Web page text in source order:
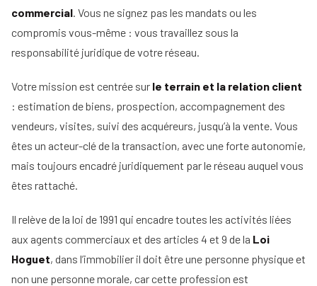
commercial. Vous ne signez pas les mandats ou les
compromis vous-même : vous travaillez sous la
responsabilité juridique de votre réseau.
Votre mission est centrée sur le terrain et la relation client
: estimation de biens, prospection, accompagnement des
vendeurs, visites, suivi des acquéreurs, jusqu’à la vente. Vous
êtes un acteur-clé de la transaction, avec une forte autonomie,
mais toujours encadré juridiquement par le réseau auquel vous
êtes rattaché.
Il relève de la loi de 1991 qui encadre toutes les activités liées
aux agents commerciaux et des articles 4 et 9 de la Loi
Hoguet, dans l’immobilier il doit être une personne physique et
non une personne morale, car cette profession est